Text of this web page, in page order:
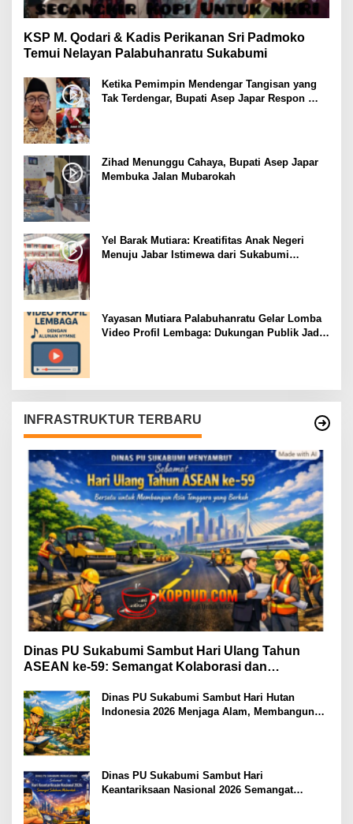
KSP M. Qodari & Kadis Perikanan Sri Padmoko
Temui Nelayan Palabuhanratu Sukabumi
Ketika Pemimpin Mendengar Tangisan yang
Tak Terdengar, Bupati Asep Japar Respon
Zihad Menunggu Cahaya, Bupati Asep Japar
Membuka Jalan Mubarokah
Yel Barak Mutiara: Kreatifitas Anak Negeri
Menuju Jabar Istimewa dari Sukabumi
Yayasan Mutiara Palabuhanratu Gelar Lomba
Video Profil Lembaga: Dukungan Publik Jadi
INFRASTRUKTUR TERBARU
Dinas PU Sukabumi Sambut Hari Ulang Tahun
ASEAN ke-59: Semangat Kolaborasi dan
Dinas PU Sukabumi Sambut Hari Hutan
Indonesia 2026 Menjaga Alam, Membangun
Dinas PU Sukabumi Sambut Hari
Keantariksaan Nasional 2026 Semangat